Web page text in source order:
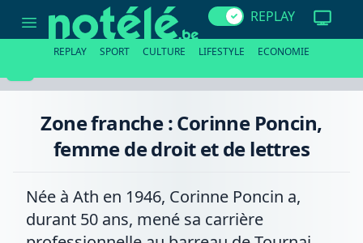
franche
de
REPLAY
REPLAY SPORT CULTURE LIFESTYLE ECONOMIE
Zone franche : Corinne Poncin,
femme de droit et de lettres
Née à Ath en 1946, Corinne Poncin a,
durant 50 ans, mené sa carrière